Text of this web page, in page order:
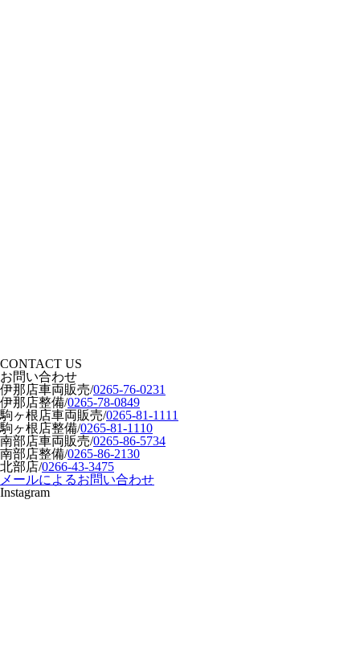
CONTACT US
お問い合わせ
伊那店車両販売/0265-76-0231
伊那店整備/0265-78-0849
駒ヶ根店車両販売/0265-81-1111
駒ヶ根店整備/0265-81-1110
南部店車両販売/0265-86-5734
南部店整備/0265-86-2130
北部店/0266-43-3475
メールによるお問い合わせ
Instagram